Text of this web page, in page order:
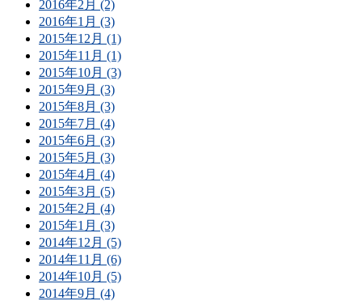
2016年2月 (2)
2016年1月 (3)
2015年12月 (1)
2015年11月 (1)
2015年10月 (3)
2015年9月 (3)
2015年8月 (3)
2015年7月 (4)
2015年6月 (3)
2015年5月 (3)
2015年4月 (4)
2015年3月 (5)
2015年2月 (4)
2015年1月 (3)
2014年12月 (5)
2014年11月 (6)
2014年10月 (5)
2014年9月 (4)